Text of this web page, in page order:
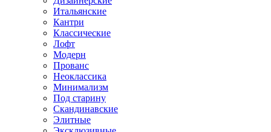
Итальянские
Кантри
Классические
Лофт
Модерн
Прованс
Неоклассика
Минимализм
Под старину
Скандинавские
Элитные